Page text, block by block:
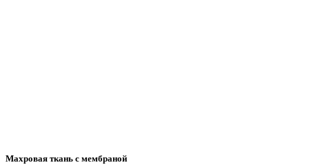
Махровая ткань с мембраной